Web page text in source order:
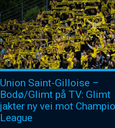
Union Saint-Gilloise –
Bodø/Glimt på TV: Glimt
jakter ny vei mot
League